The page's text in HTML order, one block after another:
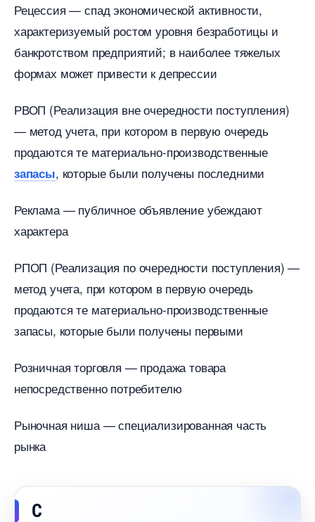
Рецессия — спад экономической активности,
характеризуемый ростом уровня безработицы и
анкротством предприятий; в наиболее тяжелых
формах может привести к депрессии
РВОП (Реализация вне очередности поступления)
— метод учета, при котором в первую очередь
продаются те материально-производственные
запасы, которые были получены последними
Реклама — публичное объявление убеждают
характера
РПОП (Реализация по очередности поступления) —
метод учета, при котором в первую очередь
продаются те материально-производственные
запасы, которые были получены первыми
Розничная торговля — продажа товара
непосредственно потребителю
Рыночная ниша — специализированная часть
рынка
С